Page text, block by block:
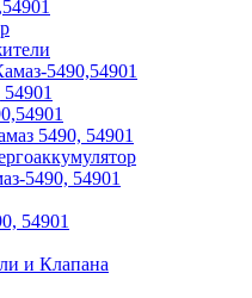
5490,54901
5490, 54901
5490, 54901
54901
и Клапана